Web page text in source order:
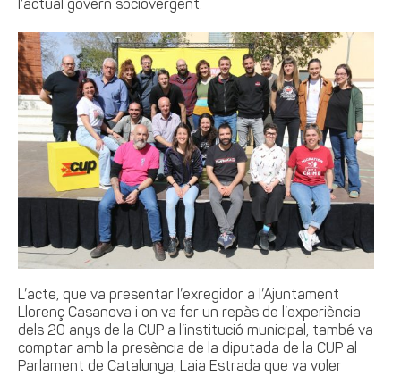
l’actual govern sociovergent.
L’acte, que va presentar l’exregidor a l’Ajuntament
Llorenç Casanova i on va fer un repàs de l’experiència
dels 20 anys de la CUP a l’institució municipal, també va
comptar amb la presència de la diputada de la CUP al
Parlament de Catalunya, Laia Estrada que va voler